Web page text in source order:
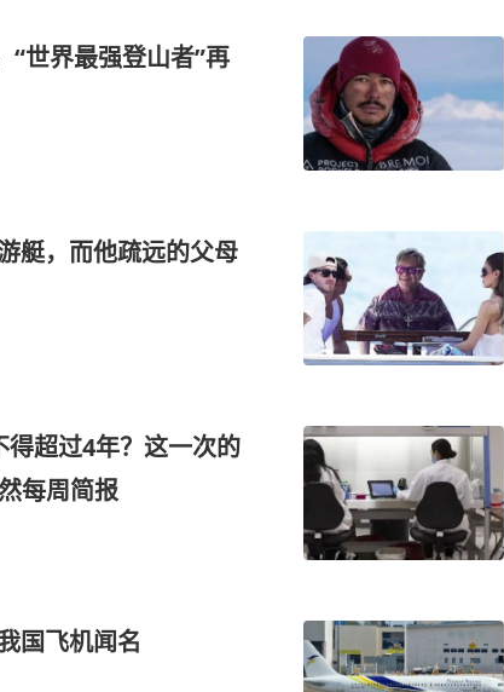
“世界最强登山者”再
艇，而他疏远的父母
超过4年？这一次的
每周简报
国飞机闻名